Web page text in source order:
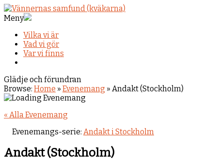
Meny
Vilka vi är
Vad vi gör
Var vi finns
Glädje och förundran
Browse: Home » Evenemang » Andakt (Stockholm)
« Alla Evenemang
Evenemangs-serie: Andakt i Stockholm
Andakt (Stockholm)